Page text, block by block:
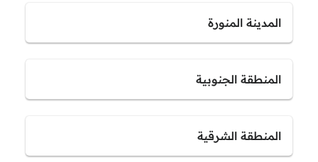
المدينة المنورة
المنطقة الجنوبية
المنطقة الشرقية